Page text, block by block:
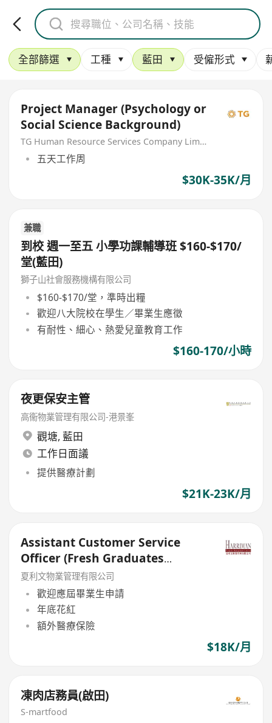
全部篩選 工種 藍田 受僱形式
Project Manager (Psychology or
Social Science Background)
TG Human Resource Services Company Limited
五天工作周
$30K-35K/月
兼職
到校 週一至五 小學功課輔導班 $160-$170/
堂(藍田)
獅子山社會服務機構有限公司
$160-$170/堂，準時出糧
歡迎八大院校在學生／畢業生應徵
有耐性、細心、熱愛兒童教育工作
$160-170/小時
夜更保安主管
高衞物業管理有限公司-港景峯
觀塘, 藍田
工作日面議
提供醫療計劃
$21K-23K/月
Assistant Customer Service
Officer (Fresh Graduates
Welcome)
夏利文物業管理有限公司
歡迎應屆畢業生申請
年底花紅
額外醫療保險
$18K/月
凍肉店務員(啟田)
S-martfood